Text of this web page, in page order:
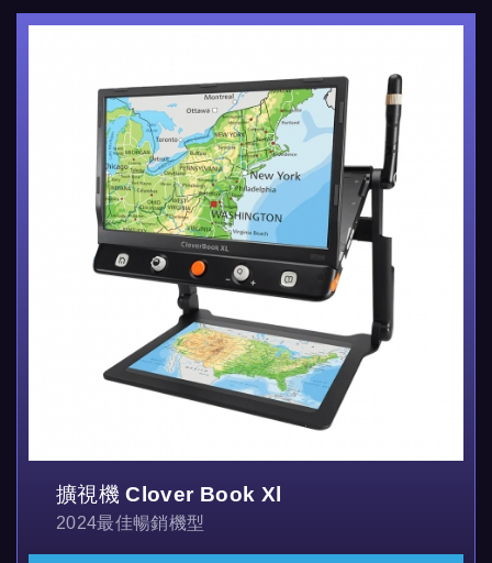
擴視機 Clover Book Xl
2024最佳暢銷機型
全機型為可收納可攜式桌上型擴視機